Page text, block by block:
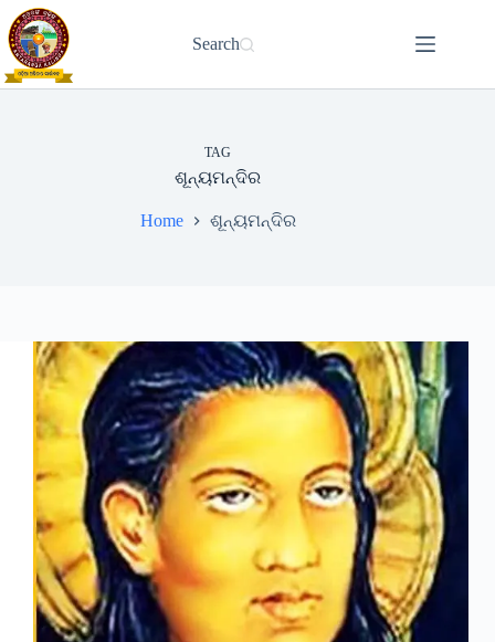
Skip
to
content
Search
TAG
ଶୂନ୍ୟମନ୍ଦିର
Home ଶୂନ୍ୟମନ୍ଦିର